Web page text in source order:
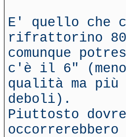
E' quello che
rifrattorino
comunque
c'è il 6" (meno
qualità ma più
deboli).
Piuttosto
occorrerebbero